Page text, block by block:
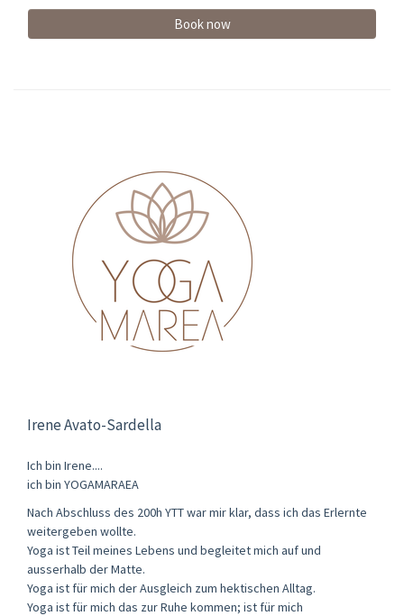
Book now
Irene Avato-Sardella
Ich bin Irene....
ich bin YOGAMARAEA
Nach Abschluss des 200h YTT war mir klar, dass ich das Erlernte
weitergeben wollte.
Yoga ist Teil meines Lebens und begleitet mich auf und
ausserhalb der Matte.
Yoga ist für mich der Ausgleich zum hektischen Alltag.
Yoga ist für mich das zur Ruhe kommen; ist für mich